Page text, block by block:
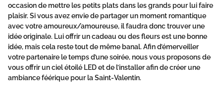
occasion de mettre les petits plats dans les grands pour lui faire
plaisir. Si vous avez envie de partager un moment romantique
avec votre amoureux/amoureuse, il faudra donc trouver une
idée originale. Lui offrir un cadeau ou des fleurs est une bonne
idée, mais cela reste tout de même banal. Afin d’émerveiller
votre partenaire le temps d’une soirée, nous vous proposons de
vous offrir un ciel étoilé LED et de l’installer afin de créer une
ambiance féérique pour la Saint-Valentin.